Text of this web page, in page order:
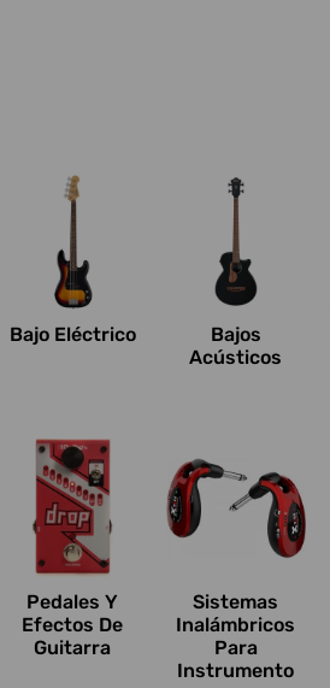
Bajo Eléctrico
Bajos
Acústicos
Pedales Y
Efectos De
Guitarra
Sistemas
Inalámbricos
Para
Instrumento